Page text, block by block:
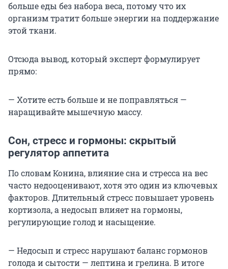
больше еды без набора веса, потому что их
организм тратит больше энергии на поддержание
этой ткани.
Отсюда вывод, который эксперт формулирует
прямо:
— Хотите есть больше и не поправляться —
наращивайте мышечную массу.
Сон, стресс и гормоны: скрытый
регулятор аппетита
По словам Конина, влияние сна и стресса на вес
часто недооценивают, хотя это один из ключевых
факторов. Длительный стресс повышает уровень
кортизола, а недосып влияет на гормоны,
регулирующие голод и насыщение.
— Недосып и стресс нарушают баланс гормонов
голода и сытости — лептина и грелина. В итоге